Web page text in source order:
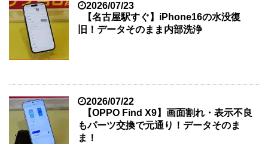
2026/07/23
【名古屋駅すぐ】iPhone16の水没復
旧！データそのまま内部洗浄
2026/07/22
【OPPO Find X9】画面割れ・表示不良
もパーツ交換で元通り！データそのま
ま！